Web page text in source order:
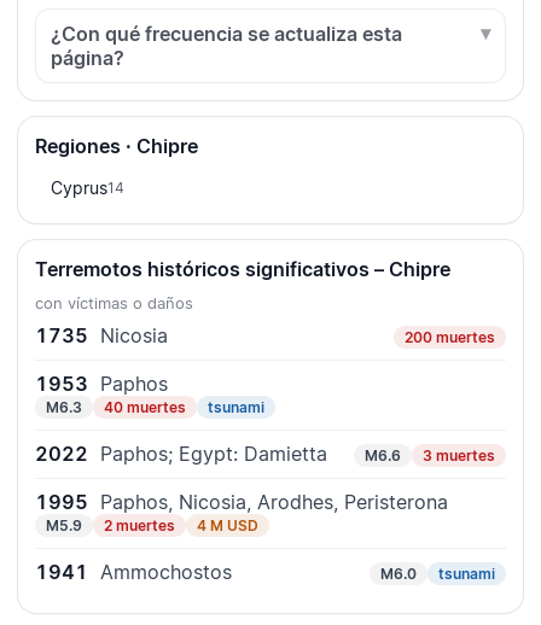
¿Con qué frecuencia se actualiza esta
página?
Regiones · Chipre
Cyprus14
Terremotos históricos significativos – Chipre
con víctimas o daños
1735 Nicosia 200 muertes
1953 Paphos
M6.3 40 muertes tsunami
2022 Paphos; Egypt: Damietta M6.6 3 muertes
1995 Paphos, Nicosia, Arodhes, Peristerona
M5.9 2 muertes 4 M USD
1941 Ammochostos M6.0 tsunami